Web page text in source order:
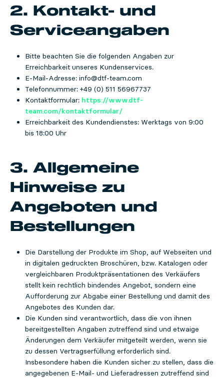
2. Kontakt- und
Serviceangaben
Bitte beachten Sie die folgenden Angaben zur
Erreichbarkeit unseres Kundenservices.
E-Mail-Adresse: info@dtf-team.com
Telefonnummer: +49 (0) 511 56967737
Kontaktformular: https://www.dtf-
team.com/kontaktformular/
Erreichbarkeit des Kundendienstes: Werktags von 9:00
bis 18:00 Uhr
3. Allgemeine
Hinweise zu
Angeboten und
Bestellungen
Die Darstellung der Produkte im Shop, auf Webseiten und
in digitalen gedruckten Broschüren, bzw. Katalogen oder
vergleichbaren Produktpräsentationen des Verkäufers
stellt kein rechtlich bindendes Angebot, sondern eine
Aufforderung zur Abgabe einer Bestellung und damit des
Angebotes des Kunden dar.
Die Kunden sind verantwortlich, dass die von ihnen
bereitgestellten Angaben zutreffend sind und etwaige
Änderungen dem Verkäufer mitgeteilt werden, wenn sie
zu dessen Vertragserfüllung erforderlich sind.
Insbesondere haben die Kunden sicher zu stellen, dass die
angegebenen E-Mail- und Lieferadressen zutreffend sind